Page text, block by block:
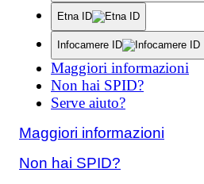
Etna ID
Infocamere ID
Maggiori informazioni
Non hai SPID?
Serve aiuto?
Maggiori informazioni
Non hai SPID?